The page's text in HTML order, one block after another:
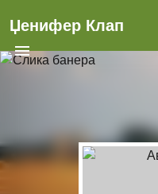
Џенифер Клап